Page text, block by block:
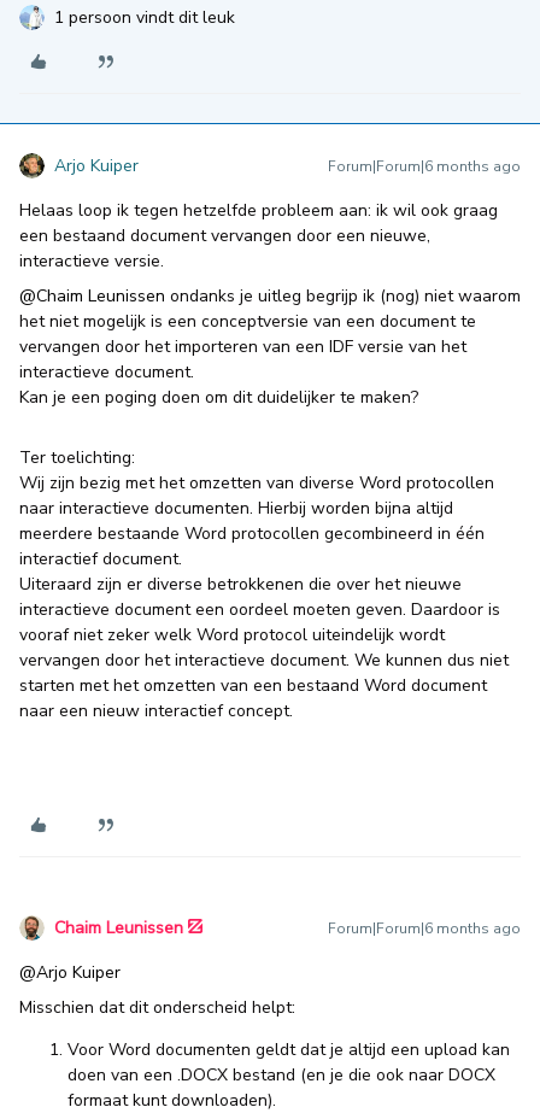
1 persoon vindt dit leuk
Arjo Kuiper Forum|Forum|6 months ago
Helaas loop ik tegen hetzelfde probleem aan: ik wil ook graag
een bestaand document vervangen door een nieuwe,
interactieve versie.
@Chaim Leunissen ondanks je uitleg begrijp ik (nog) niet waarom
het niet mogelijk is een conceptversie van een document te
vervangen door het importeren van een IDF versie van het
interactieve document.
Kan je een poging doen om dit duidelijker te maken?
Ter toelichting:
Wij zijn bezig met het omzetten van diverse Word protocollen
naar interactieve documenten. Hierbij worden bijna altijd
meerdere bestaande Word protocollen gecombineerd in één
interactief document.
Uiteraard zijn er diverse betrokkenen die over het nieuwe
interactieve document een oordeel moeten geven. Daardoor is
vooraf niet zeker welk Word protocol uiteindelijk wordt
vervangen door het interactieve document. We kunnen dus niet
starten met het omzetten van een bestaand Word document
naar een nieuw interactief concept.
Chaim Leunissen Forum|Forum|6 months ago
@Arjo Kuiper
Misschien dat dit onderscheid helpt:
Voor Word documenten geldt dat je altijd een upload kan
doen van een .DOCX bestand (en je die ook naar DOCX
formaat kunt downloaden).